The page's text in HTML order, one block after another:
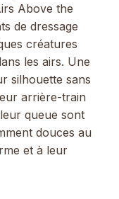
Above the
de dressage
créatures
les airs. Une
silhouette sans
arrière-train
queue sont
douces au
et à leur